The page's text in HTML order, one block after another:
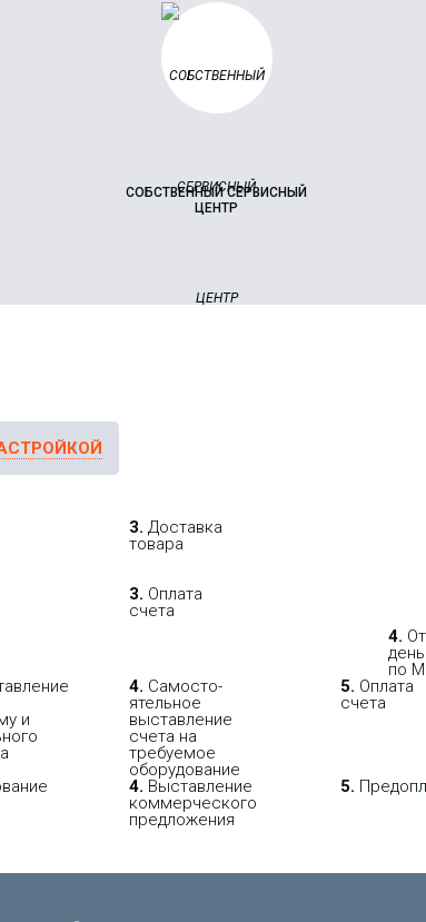
СОБСТВЕННЫЙ СЕРВИСНЫЙ
ЦЕНТР
3. Доставка
товара
3. Оплата
счета
4.
по
и
4. Само­сто­-
ятель­ное
выставление
счета на
требуемое
оборудование
5. Оплата
счета
4. Выставление
коммерческого
предложения
5.